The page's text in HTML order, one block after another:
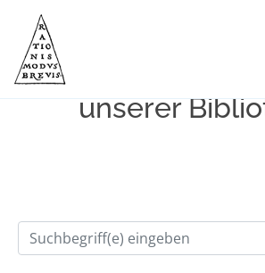
Einfache Suche im
unserer